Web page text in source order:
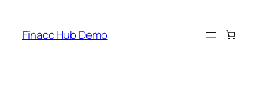
content
Finacc Hub Demo